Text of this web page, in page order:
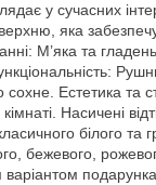
у сучасних
яка
М’яка та
Естетика
Насичені
білого та
бежевого,
подарунка